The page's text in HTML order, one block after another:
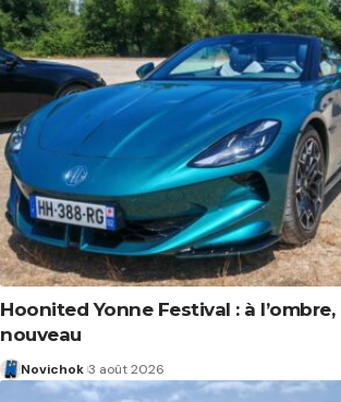
Hoonited Yonne Festival : à
nouveau
Novichok 3 août 2026